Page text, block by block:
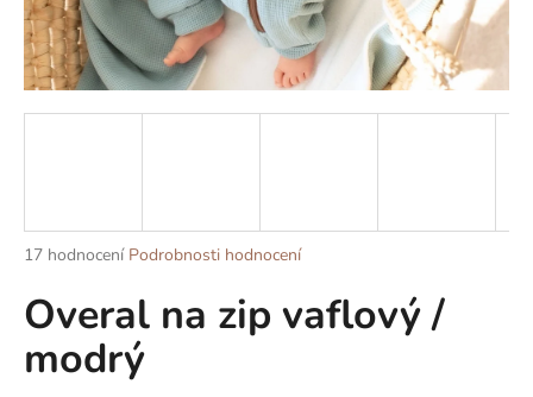
Průměrné
produktu
je
z
17 hodnocení Podrobnosti hodnocení
Overal na zip vaflový /
modrý
a
j
í
t
D